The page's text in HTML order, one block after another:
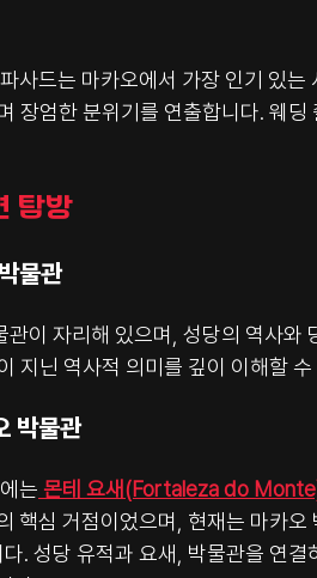
사드는 마카오에서 가장 인기 있
장엄한 분위기를 연출합니다. 웨
탐방
물관
이 자리해 있으며, 성당의 역사와
지닌 역사적 의미를 깊이 이해할
박물관
는 몬테 요새(Fortaleza do
핵심 거점이었으며, 현재는 마카
. 성당 유적과 요새, 박물관을 연